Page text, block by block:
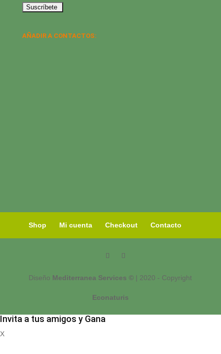
AÑADIR A CONTACTOS:
Shop Mi cuenta Checkout Contacto
Diseño Mediterranea Services © | 2020 - Copyright
Econaturis
Invita a tus amigos y Gana
X